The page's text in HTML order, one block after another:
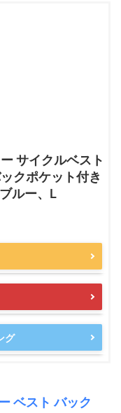
サイクルベスト
クポケット付き
ルー、L
グ
ベスト バック